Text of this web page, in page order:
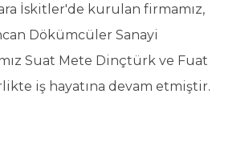
İskitler'de kurulan firmamız,
Dökümcüler Sanayi
Suat Mete Dinçtürk ve Fuat
iş hayatına devam etmiştir.